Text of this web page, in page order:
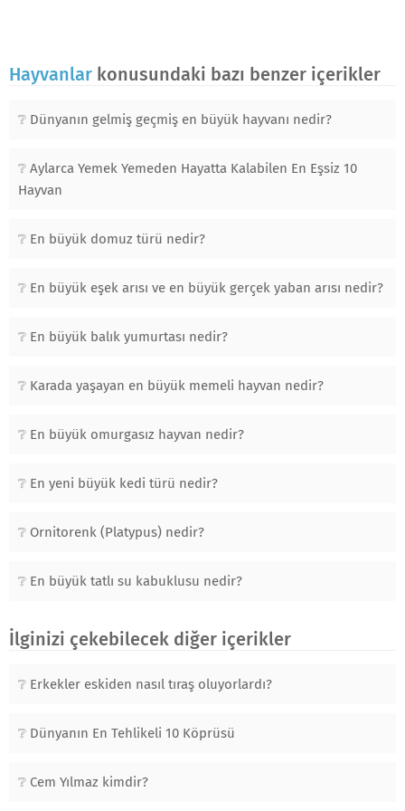
Hayvanlar konusundaki bazı benzer içerikler
Dünyanın gelmiş geçmiş en büyük hayvanı nedir?
Aylarca Yemek Yemeden Hayatta Kalabilen En Eşsiz 10
Hayvan
En büyük domuz türü nedir?
En büyük eşek arısı ve en büyük gerçek yaban arısı nedir?
En büyük balık yumurtası nedir?
Karada yaşayan en büyük memeli hayvan nedir?
En büyük omurgasız hayvan nedir?
En yeni büyük kedi türü nedir?
Ornitorenk (Platypus) nedir?
En büyük tatlı su kabuklusu nedir?
İlginizi çekebilecek diğer içerikler
Erkekler eskiden nasıl tıraş oluyorlardı?
Dünyanın En Tehlikeli 10 Köprüsü
Cem Yılmaz kimdir?